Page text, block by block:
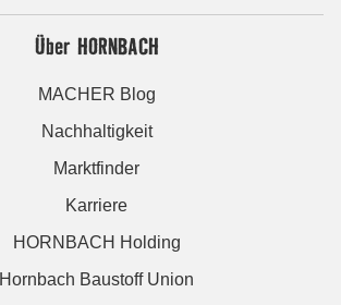
Über HORNBACH
MACHER Blog
Nachhaltigkeit
Marktfinder
Karriere
HORNBACH Holding
Hornbach Baustoff Union